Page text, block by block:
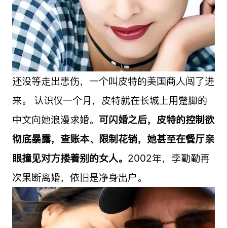
还没等走出悲伤，一个叫皮特的美国商人闯了进
来。 认识仅一个月，皮特就在长城上用蹩脚的
中文向她浪漫求婚。 可闪婚之后，皮特的控制欲
彻底暴露，查账本、限制花销，她甚至在餐厅亲
眼撞见对方搂着别的女人。 2002年，李勤勤再
次果断离婚，依旧是净身出户。